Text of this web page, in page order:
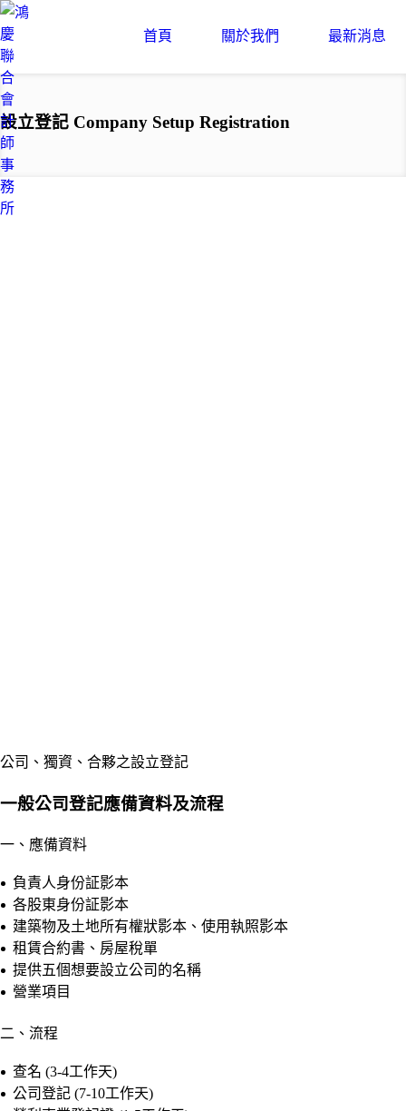
首頁 關於我們 最新消息
設立登記 Company Setup Registration
公司、獨資、合夥之設立登記
一般公司登記應備資料及流程
一、應備資料
負責人身份証影本
各股東身份証影本
建築物及土地所有權狀影本、使用執照影本
租賃合約書、房屋稅單
提供五個想要設立公司的名稱
營業項目
二、流程
查名 (3-4工作天)
公司登記 (7-10工作天)